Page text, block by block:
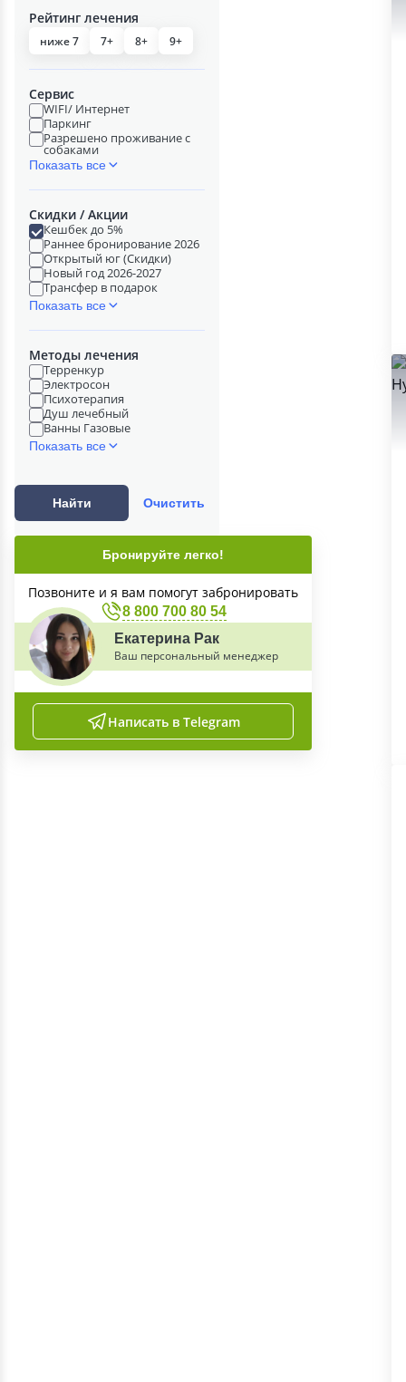
Рейтинг лечения
ниже 7 7+ 8+ 9+
Сервис
WIFI/ Интернет
Паркинг
Разрешено проживание с
собаками
Показать все
Скидки / Акции
Кешбек до 5%
Раннее бронирование 2026
Открытый юг (Скидки)
Новый год 2026-2027
Трансфер в подарок
Показать все
Методы лечения
Терренкур
Электросон
Психотерапия
Душ лечебный
Ванны Газовые
Показать все
Найти Очистить
Бронируйте легко!
Позвоните и я вам помогут забронировать
8 800 700 80 54
Екатерина Рак
Ваш персональный менеджер
Написать в Telegram